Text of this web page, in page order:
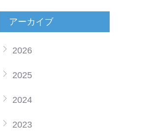
アーカイブ
2026
2025
2024
2023